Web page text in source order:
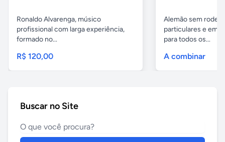
Ronaldo Alvarenga, músico
profissional com larga experiência,
formado no...
R$ 120,00
Alemão sem
particulares e em
para todos os...
A combinar
Buscar no Site